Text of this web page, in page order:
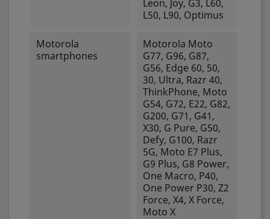
Leon, Joy, G3, L60,
L50, L90, Optimus
Motorola
smartphones
Motorola Moto
G77, G96, G87,
G56, Edge 60, 50,
30, Ultra, Razr 40,
ThinkPhone, Moto
G54, G72, E22, G82,
G200, G71, G41,
X30, G Pure, G50,
Defy, G100, Razr
5G, Moto E7 Plus,
G9 Plus, G8 Power,
One Macro, P40,
One Power P30, Z2
Force, X4, X Force,
Moto X